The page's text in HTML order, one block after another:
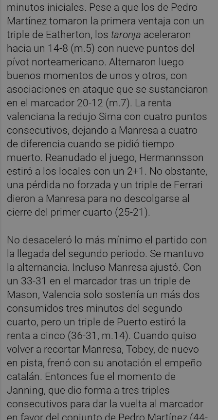
minutos iniciales. Pese a que los de Pedro
Martínez tomaron la primera ventaja con un
triple de Eatherton, los taronja aceleraron
hacia un 14-8 (m.5) con nueve puntos del
pívot norteamericano. Alternaron luego
buenos momentos de unos y otros, con
asociaciones en ataque que se sustanciaron
en el marcador 20-12 (m.7). La renta
valenciana la redujo Sima con cuatro puntos
consecutivos, dejando a Manresa a cuatro
de diferencia cuando se pidió tiempo
muerto. Reanudado el juego, Hermannsson
estiró a los locales con un 2+1. No obstante,
una pérdida no forzada y un triple de Ferrari
dieron a Manresa para no descolgarse al
cierre del primer cuarto (25-21).
No desaceleró lo más mínimo el partido con
la llegada del segundo periodo. Se mantuvo
la alternancia. Incluso Manresa ajustó. Con
un 33-31 en el marcador tras un triple de
Mason, Valencia solo sostenía un más dos
consumidos tres minutos del segundo
cuarto, pero un triple de Puerto estiró la
renta a cinco (36-31, m.14). Cuando quiso
volver a recortar Manresa, Tobey, de nuevo
en pista, frenó con su anotación el empeño
catalán. Entonces fue el momento de
Janning, que dio forma a tres triples
consecutivos para dar la vuelta al marcador
en favor del conjunto de Pedro Martínez (44-